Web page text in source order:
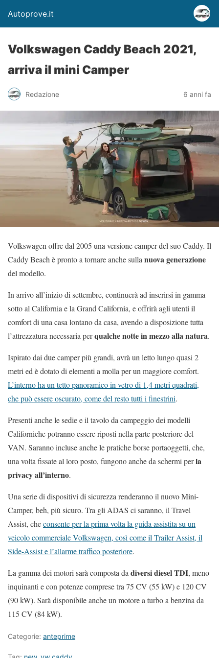
Autoprove.it
Volkswagen Caddy Beach 2021,
arriva il mini Camper
Redazione 6 anni fa
Volkswagen offre dal 2005 una versione camper del suo Caddy. Il
Caddy Beach è pronto a tornare anche sulla nuova generazione
del modello.
In arrivo all’inizio di settembre, continuerà ad inserirsi in gamma
sotto al California e la Grand California, e offrirà agli utenti il
comfort di una casa lontano da casa, avendo a disposizione tutta
l’attrezzatura necessaria perqualche notte in mezzo alla natura.
Ispirato dai due camper più grandi, avrà un letto lungo quasi 2
metri ed è dotato di elementi a molla per un maggiore comfort.
L’interno ha un tetto panoramico in vetro di 1,4 metri quadrati,
che può essere oscurato, come del resto tutti i finestrini.
Presenti anche le sedie e il tavolo da campeggio dei modelli
Californiche potranno essere riposti nella parte posteriore del
VAN. Saranno incluse anche le pratiche borse portaoggetti, che,
una volta fissate al loro posto, fungono anche da schermi perla
privacy all’interno.
Una serie di dispositivi di sicurezza renderanno il nuovo Mini-
Camper, beh, più sicuro. Tra gli ADAS ci saranno, il Travel
Assist, checonsente per la prima volta la guida assistita su un
veicolo commerciale Volkswagen, così come il Trailer Assist, il
Side-Assist e l’allarme traffico posteriore.
La gamma dei motori sarà composta da diversi diesel TDI, meno
inquinanti e con potenze comprese tra 75 CV (55 kW) e 120 CV
(90 kW). Sarà disponibile anche un motore a turbo a benzina da
115 CV (84 kW).
Categorie: anteprime